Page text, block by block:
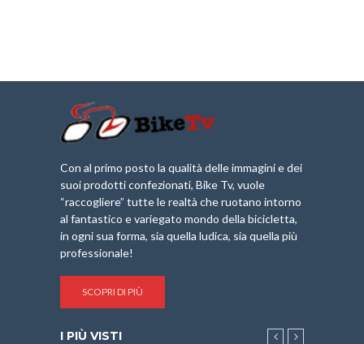
Con al primo posto la qualità delle immagini e dei
suoi prodotti confezionati, Bike Tv, vuole
“raccogliere” tutte le realtà che ruotano intorno
al fantastico e variegato mondo della bicicletta,
in ogni sua forma, sia quella ludica, sia quella più
professionale!
SCOPRI DI PIÙ
I PIÙ VISTI